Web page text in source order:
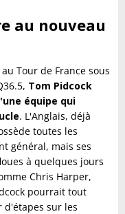
au nouveau
Tour de France sous
Tom Pidcock
équipe qui
. L'Anglais, déjà
toutes les
général, mais ses
à quelques jours
Chris Harper,
pourrait tout
d'étapes sur les